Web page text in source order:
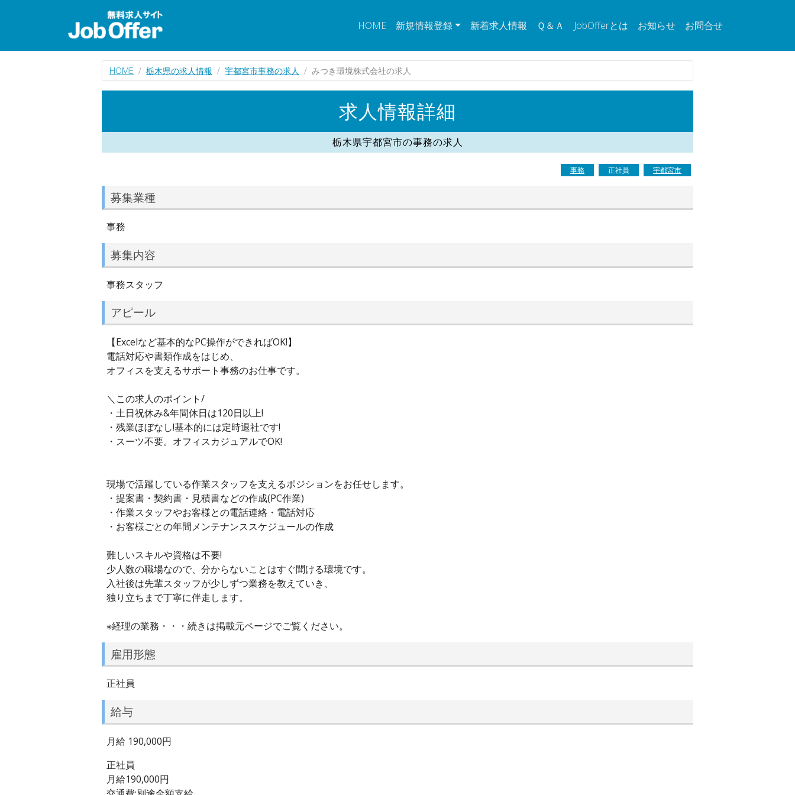
HOME 新規情報登録 新着求人情報 Ｑ＆Ａ JobOfferとは お知らせ お問合せ
HOME 栃木県の求人情報 宇都宮市事務の求人 みつき環境株式会社の求人
求人情報詳細
栃木県宇都宮市の事務の求人
事務 正社員 宇都宮市
募集業種
事務
募集内容
事務スタッフ
アピール
【Excelなど基本的なPC操作ができればOK!】
電話対応や書類作成をはじめ、
オフィスを支えるサポート事務のお仕事です。
＼この求人のポイント/
・土日祝休み&年間休日は120日以上!
・残業ほぼなし!基本的には定時退社です!
・スーツ不要。オフィスカジュアルでOK!
現場で活躍している作業スタッフを支えるポジションをお任せします。
・提案書・契約書・見積書などの作成(PC作業)
・作業スタッフやお客様との電話連絡・電話対応
・お客様ごとの年間メンテナンススケジュールの作成
難しいスキルや資格は不要!
少人数の職場なので、分からないことはすぐ聞ける環境です。
入社後は先輩スタッフが少しずつ業務を教えていき、
独り立ちまで丁寧に伴走します。
※経理の業務・・・続きは掲載元ページでご覧ください。
雇用形態
正社員
給与
月給 190,000円
正社員
月給190,000円